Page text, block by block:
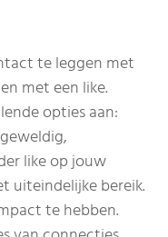
te leggen met
met een like.
opties aan:
like op jouw
uiteindelijke bereik.
te hebben.